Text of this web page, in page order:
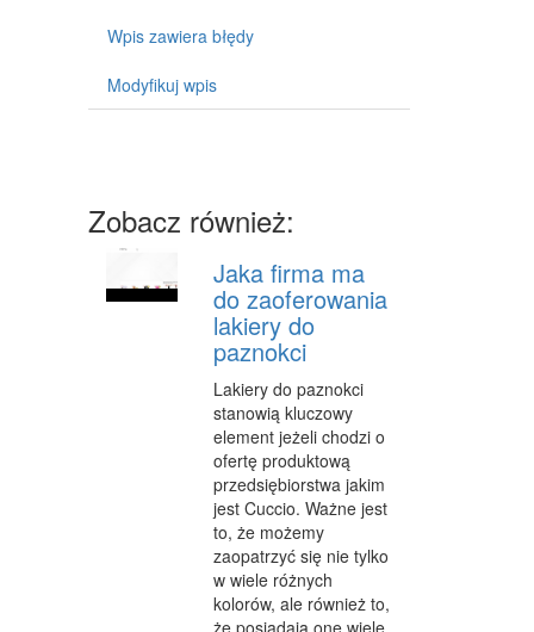
TRANSPORT
CZĘŚCI SAMOCHODOWE
USŁUGI MOTORYZACYJNE
PUBLIC RELATIONS
AGENCJE REKLAMOWE
MATERIAŁY REKLAMOWE
INNE AGENCJE
GIMNASTYKA
IMPREZY INTEGRACYJNE
HOBBY
BRANŻE
Wpis zawiera błędy
Modyfikuj wpis
Zobacz również:
Jaka firma ma
do zaoferowania
lakiery do
paznokci
Lakiery do paznokci
stanowią kluczowy
element jeżeli chodzi o
ofertę produktową
przedsiębiorstwa jakim
jest Cuccio. Ważne jest
to, że możemy
zaopatrzyć się nie tylko
w wiele różnych
kolorów, ale również to,
że posiadają one wiele